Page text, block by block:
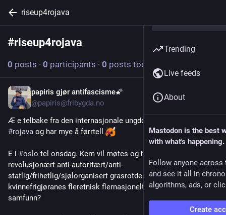
riseup4rojava
#riseup4rojava
0 posts · 0 participants · 0 posts today
papiris gjør antifascisme🌠
@papiris@fribygda.no
#rojava og har mye å førrtell
E i #oslo tel onsdag. Kem vil møtes og hør historia fra et
revolusjonært anti-autoritært/anti-
statlig/frihetlig/sjølorganisert grasrotdemokratisk
kvinnefrigjøranes fleretnisk flernasjonelt
#sosialisme
samfunn?
Trending
Live feeds
About
Mastodon is the best
with what's happening.
Follow anyone across
and see it all in
algorithms, ads, or
Create